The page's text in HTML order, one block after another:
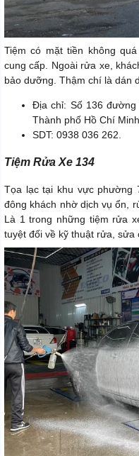
Tiệm có mặt tiền không
cung cấp. Ngoài rửa xe,
bảo dưỡng. Thậm chí là dán
Địa chỉ: Số 136 đường
Thành phố Hồ Chí Minh
SDT: 0938 036 262.
Tiệm Rửa Xe 134
Tọa lạc tại khu vực phường
đông khách nhờ dịch vụ ổn,
Là 1 trong những tiệm rửa
tuyệt đối về kỹ thuật rửa, sửa